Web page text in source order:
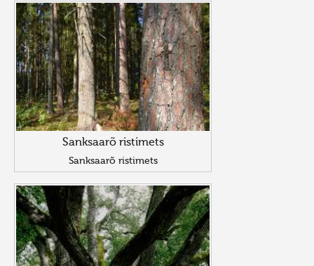
Sanksaarõ ristimets
Sanksaarõ ristimets